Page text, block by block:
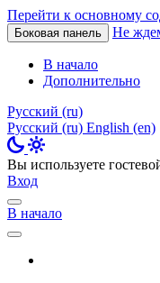
Перейти к основному
Боковая панель Не
В начало
Дополнительно
Русский ‎(ru)‎
Русский ‎(ru)‎ English ‎(en)‎
Вы используете
Вход
В начало